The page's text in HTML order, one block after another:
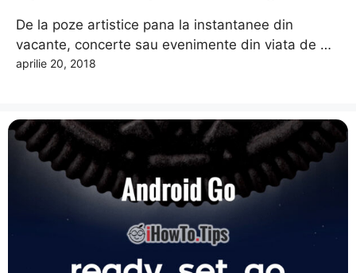
De la poze artistice pana la instantanee din
vacante, concerte sau evenimente din viata de …
aprilie 20, 2018